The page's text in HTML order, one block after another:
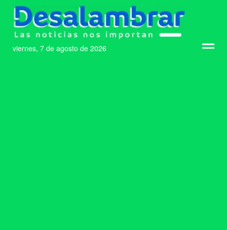
viernes, 7 de agosto de 2026